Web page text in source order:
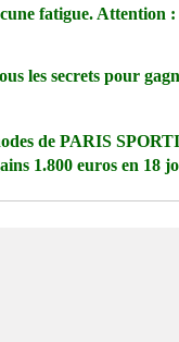
fatigue. Attention
les secrets pour
de PARIS
1.800 euros en 18